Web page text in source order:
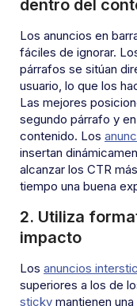
dentro del
Los anuncios en
fáciles de ignorar.
párrafos se sitúan
usuario, lo que los
Las mejores
segundo párrafo y
contenido. Los
insertan
alcanzar los CTR
tiempo una buena
2. Utiliza
impacto
Los anuncios
superiores a los de
sticky mantienen